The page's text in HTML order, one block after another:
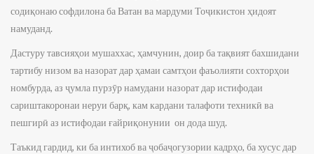
содиқонаю софдилона ба Ватан ва мардуми Тоҷикистон ҳидоят
намуданд.
Дастуру тавсияҳои мушаххас, ҳамчунин, доир ба тақвият бахшидани
тартибу низом ва назорат дар ҳамаи самтҳои фаъолияти сохторҳои
номбурда, аз ҷумла пурзӯр намудани назорат дар истифодаи
сариштакоронаи неруи барқ, кам кардани талафоти техникӣ ва
пешгирӣ аз истифодаи ғайриқонунии он дода шуд.
Таъкид гардид, ки ба интихоб ва ҷобаҷогузории кадрҳо, ба хусус дар